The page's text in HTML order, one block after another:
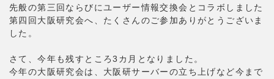
先般の第三回ならびにユーザー情報交換会とコラボしました
第四回大阪研究会へ、たくさんのご参加ありがとうございま
した。
さて、今年も残すところ3カ月となりました。
今年の大阪研究会は、大阪研サーバーの立ち上げなど今まで